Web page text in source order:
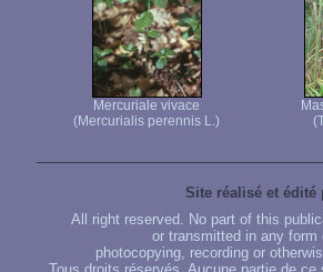
Mercuriale vivace
(Mercurialis perennis L.)
Site réalisé et édité
All right reserved. No part of this
or transmitted in any
photocopying, recording or